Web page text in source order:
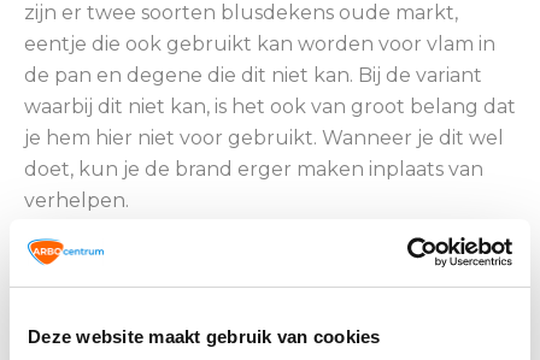
Deze website maakt gebruik van cookies
zijn er twee soorten blusdekens oude markt,
eentje die ook gebruikt kan worden voor vlam in
de pan en degene die dit niet kan. Bij de variant
waarbij dit niet kan, is het ook van groot belang dat
je hem hier niet voor gebruikt. Wanneer je dit wel
doet, kun je de brand erger maken inplaats van
verhelpen.
Koop een blusdeken!
je naam hebben dat één van je vrienden flinke